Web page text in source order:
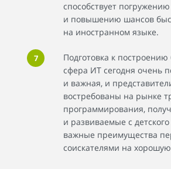
способствует
и повышению шансов
на иностранном языке.
Подготовка к
сфера ИТ сегодня очень
и важная, и
востребованы на рынке
программирования,
и развиваемые с
важные преимущества
соискателями на